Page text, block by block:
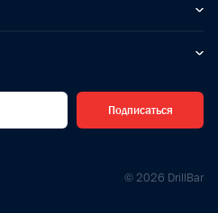
Подписаться
© 2026 DrillBar